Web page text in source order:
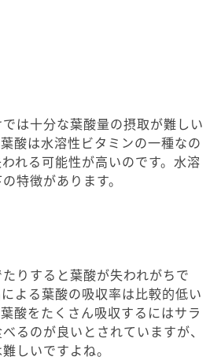
は十分な葉酸量の摂取が難しい
酸は水溶性ビタミンの一種なの
れる可能性が高いのです。水溶
特徴があります。
りすると葉酸が失われがちで
よる葉酸の吸収率は比較的低い
酸をたくさん吸収するにはサラ
るのが良いとされていますが、
しいですよね。